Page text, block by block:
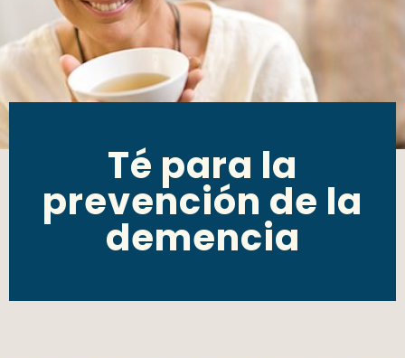
Té para la
prevención de la
demencia